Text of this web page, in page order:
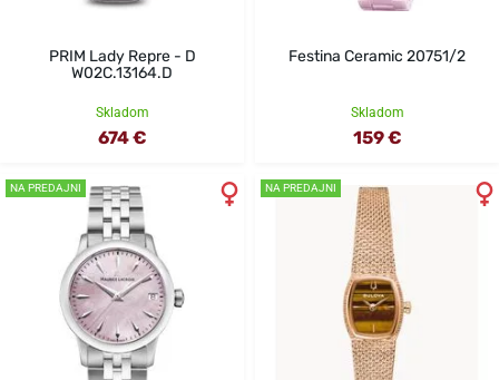
PRIM Lady Repre - D
W02C.13164.D
Skladom
674 €
Festina Ceramic 20751/2
Skladom
159 €
NA PREDAJNI NA PREDAJNI